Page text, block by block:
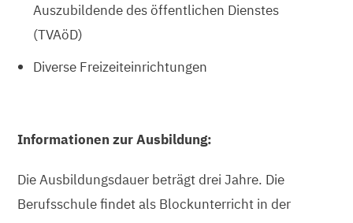
Auszubildende des öffentlichen Dienstes
(TVAöD)
Diverse Freizeiteinrichtungen
Informationen zur Ausbildung:
Die Ausbildungsdauer beträgt drei Jahre. Die
Berufsschule findet als Blockunterricht in der